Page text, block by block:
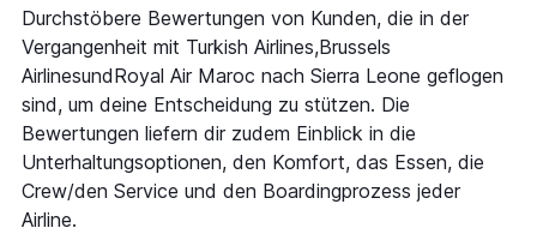
has
1
Y
axis
displaying
values.
Range:
24
to
29.
Durchstöbere Bewertungen von Kunden, die in der
Vergangenheit mit Turkish Airlines,Brussels
AirlinesundRoyal Air Maroc nach Sierra Leone geflogen
sind, um deine Entscheidung zu stützen. Die
Bewertungen liefern dir zudem Einblick in die
Unterhaltungsoptionen, den Komfort, das Essen, die
Crew/den Service und den Boardingprozess jeder
Airline.